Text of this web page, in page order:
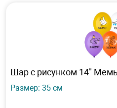
Шар с рисунком 14"
Размер: 35 см